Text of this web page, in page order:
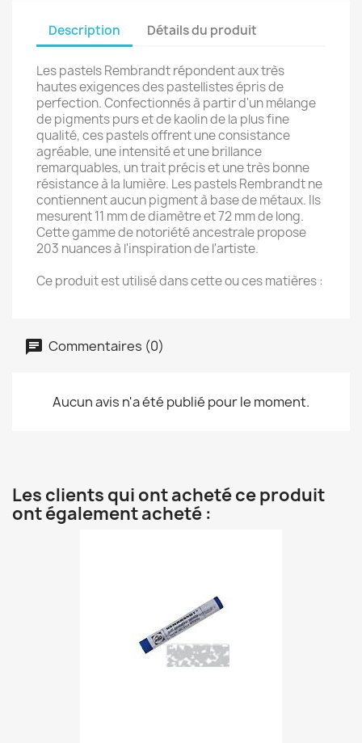
Description Détails du produit
Les pastels Rembrandt répondent aux très
hautes exigences des pastellistes épris de
perfection. Confectionnés à partir d'un mélange
de pigments purs et de kaolin de la plus fine
qualité, ces pastels offrent une consistance
agréable, une intensité et une brillance
remarquables, un trait précis et une très bonne
résistance à la lumière. Les pastels Rembrandt ne
contiennent aucun pigment à base de métaux. Ils
mesurent 11 mm de diamètre et 72 mm de long.
Cette gamme de notoriété ancestrale propose
203 nuances à l'inspiration de l'artiste.
Ce produit est utilisé dans cette ou ces matières :
Commentaires (0)
Aucun avis n'a été publié pour le moment.
Les clients qui ont acheté ce produit
ont également acheté :